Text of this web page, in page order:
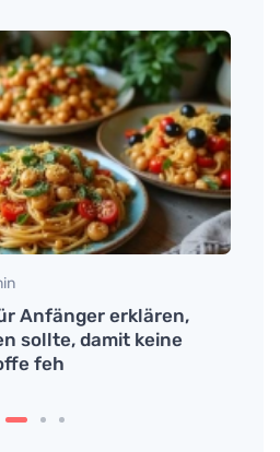
Anfänger erklären,
sollte, damit keine
feh